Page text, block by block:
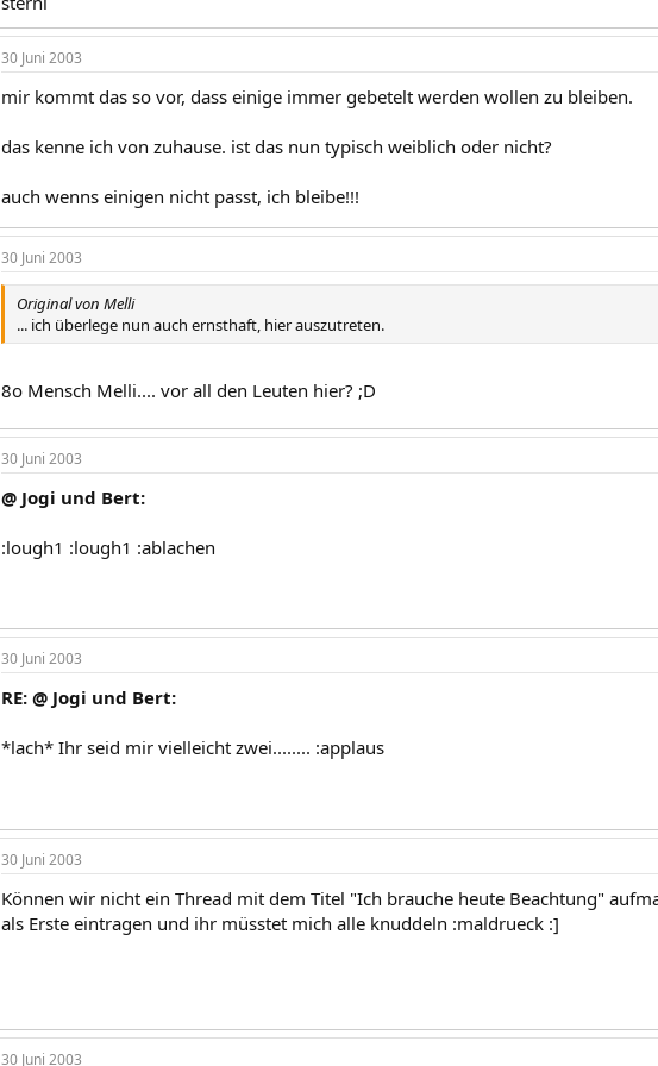
30 Juni 2003
mir kommt das so vor, dass einige immer gebetelt werden wollen zu bleiben.
das kenne ich von zuhause. ist das nun typisch weiblich oder nicht?
auch wenns einigen nicht passt, ich bleibe!!!
30 Juni 2003
Original von Melli
... ich überlege nun auch ernsthaft, hier auszutreten.
8o Mensch Melli.... vor all den Leuten hier? ;D
30 Juni 2003
@ Jogi und Bert:
:lough1 :lough1 :ablachen
30 Juni 2003
RE: @ Jogi und Bert:
*lach* Ihr seid mir vielleicht zwei........ :applaus
30 Juni 2003
Können wir nicht ein Thread mit dem Titel "Ich brauche heute Beachtung"
als Erste eintragen und ihr müsstet mich alle knuddeln :maldrueck :]
30 Juni 2003